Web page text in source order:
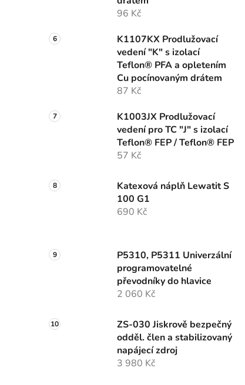
96 Kč
K1107KX Prodlužovací
vedení "K" s izolací
Teflon® PFA a opletením
Cu pocínovaným drátem
87 Kč
K1003JX Prodlužovací
vedení pro TC "J" s izolací
Teflon® FEP / Teflon® FEP
57 Kč
Katexová náplň Lewatit S
100 G1
690 Kč
P5310, P5311 Univerzální
programovatelné
převodníky do hlavice
2 060 Kč
ZS-030 Jiskrově bezpečný
odděl. člen a stabilizovaný
napájecí zdroj
3 980 Kč